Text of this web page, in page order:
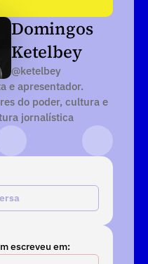
Domingos
Ketelbey
@ketelbey
e apresentador.
do poder, cultura e
jornalística
escreveu em: